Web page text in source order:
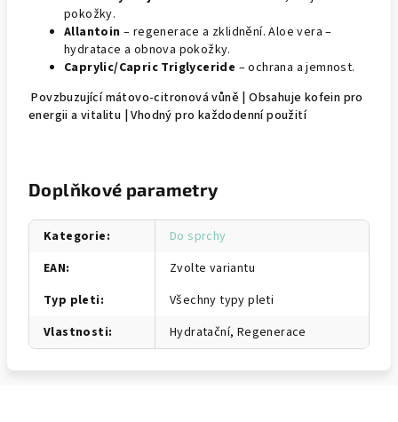
pokožky.
Allantoin – regenerace a zklidnění. Aloe vera –
hydratace a obnova pokožky.
Caprylic/Capric Triglyceride – ochrana a jemnost.
Povzbuzující mátovo-citronová vůně | Obsahuje kofein pro
energii a vitalitu | Vhodný pro každodenní použití
Doplňkové parametry
Kategorie:
Do sprchy
EAN:
Zvolte variantu
Typ pleti:
Všechny typy pleti
Vlastnosti: Hydratační, Regenerace